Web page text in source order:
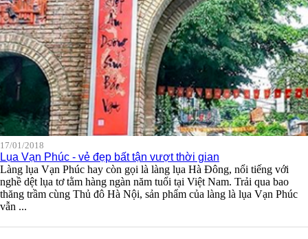
17/01/2018
Lụa Vạn Phúc - vẻ đẹp bất tận vượt thời gian
Làng lụa Vạn Phúc hay còn gọi là làng lụa Hà Đông, nổi tiếng với
nghề dệt lụa tơ tằm hàng ngàn năm tuổi tại Việt Nam. Trải qua bao
thăng trầm cùng Thủ đô Hà Nội, sản phẩm của làng là lụa Vạn Phúc
vẫn ...